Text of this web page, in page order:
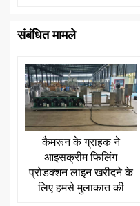
संबंधित मामले
कैमरून के ग्राहक ने
आइसक्रीम फिलिंग
प्रोडक्शन लाइन खरीदने के
लिए हमसे मुलाकात की